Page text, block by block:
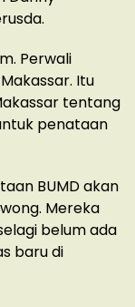
Perwali
Itu
tentang
penataan
BUMD akan
Mereka
belum ada
baru di